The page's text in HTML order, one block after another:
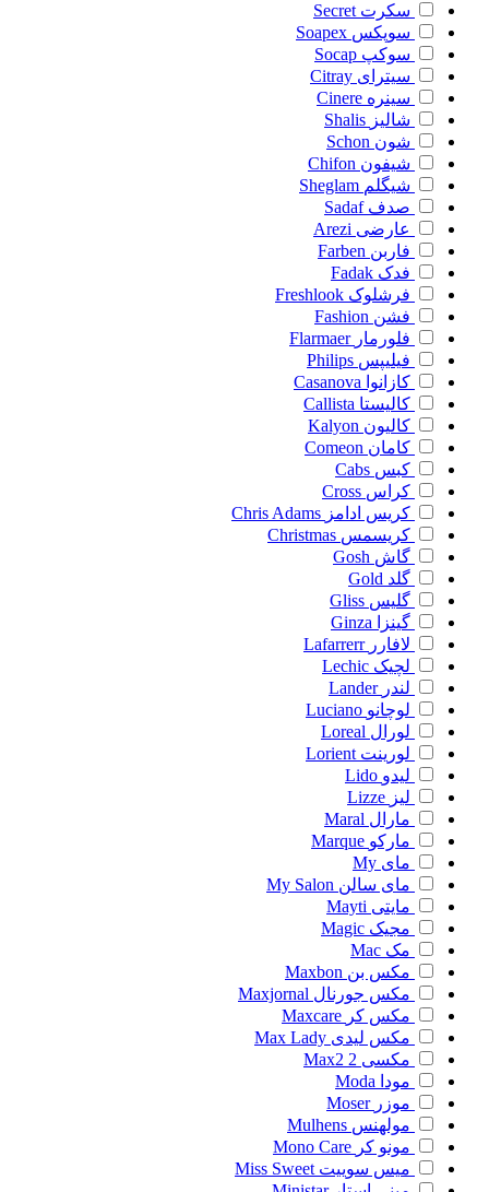
سکرت Secret
سوپکس Soapex
سوکپ Socap
سیترای Citray
سینره Cinere
شالیز Shalis
شون Schon
شیفون Chifon
شیگلم Sheglam
صدف Sadaf
عارضی Arezi
فاربن Farben
فدک Fadak
فرشلوک Freshlook
فشن Fashion
فلورمار Flarmaer
فیلیپس Philips
کازانوا Casanova
کالیستا Callista
کالیون Kalyon
کامان Comeon
کبس Cabs
کراس Cross
کریس ادامز Chris Adams
کریسمس Christmas
گاش Gosh
گلد Gold
گلیس Gliss
گینزا
Ginza
لافارر Lafarrerr
لچیک Lechic
لندر Lander
لوچانو Luciano
لورال Loreal
لورینت Lorient
لیدو Lido
لیز Lizze
مارال Maral
مارکو Marque
مای My
مای سالن My Salon
مایتی Mayti
مجیک Magic
مک Mac
مکس بن Maxbon
مکس جورنال Maxjornal
مکس کر Maxcare
مکس لیدی Max Lady
مکسی 2
Max2
مودا Moda
موزر Moser
مولهنس Mulhens
مونو کر Mono Care
میس سوییت Miss Sweet